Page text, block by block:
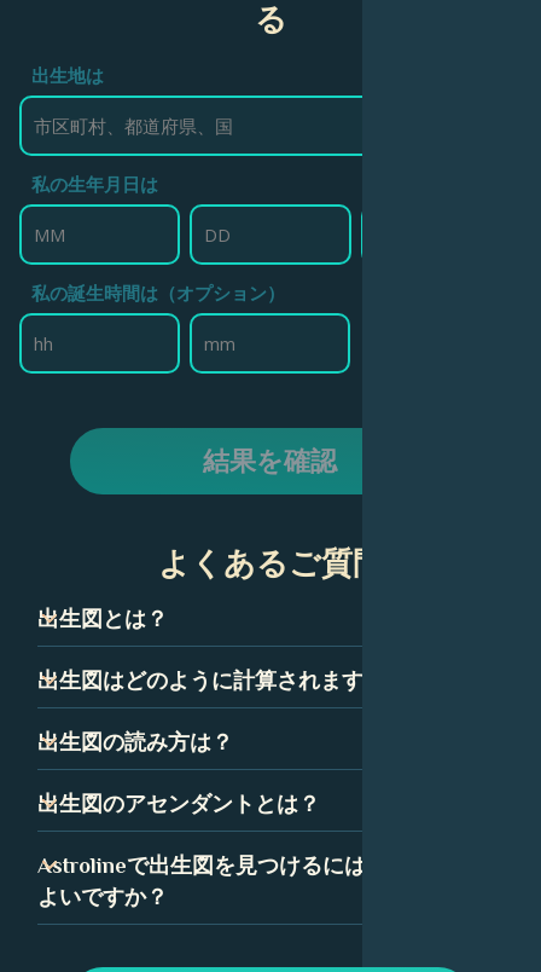
る
出生地は
私の生年月日は
私の誕生時間は（オプション）
結果を確認
よくあるご質問
出生図とは？
出生図は、ネイタルチャートとも呼ばれ、技術的には、あ
なたが生まれた瞬間の空のスナップショットです。星座、
これらの記号の組み合わせは、あなたの性格と人生の道に
ついて多くを語っています。
出生図はどのように計算されますか？
出生図は、あなたが生まれた正確な時間、日付、場所に基
づいて計算されます。出生図の精度を確保するために、時
出生図の読み方は？
出生図を読むことは最初は気が遠くなるように思えるかも
しれませんが、いくつかの簡単な要素に分解できます。惑
っており、Astrolineでは、各要素の詳細な解釈を見つける
ことができます。
出生図のアセンダントとは？
アセンダント、つまり上昇宮は、あなたが生まれたときに
東の地平線上に昇っていた星座です。あなたの出生図で
は、アセンダントはあなたの人生に対する態度と、あなた
Astrolineで出生図を見つけるにはどうすれば
よいですか？